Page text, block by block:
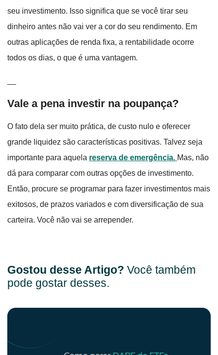
seu investimento. Isso significa que se você tirar seu
dinheiro antes não vai ver a cor do seu rendimento. Em
outras aplicações de renda fixa, a rentabilidade ocorre
todos os dias, o que é uma vantagem.
Vale a pena investir na poupança?
O fato dela ser muito prática, de custo nulo e oferecer
grande liquidez são características positivas. Talvez seja
importante para aquela reserva de emergência. Mas, não
dá para comparar com outras opções de investimento.
Então, procure se programar para fazer investimentos mais
exitosos, de prazos variados e com diversificação de sua
carteira. Você não vai se arrepender.
Gostou desse Artigo? Você também
pode gostar desses.